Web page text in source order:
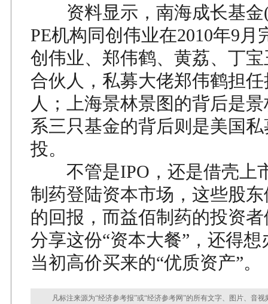
资料显示，南海成长基金(
PE机构同创伟业在2010年9月
创伟业、郑伟鹤、黄荔、丁
合伙人，私募大佬郑伟鹤担
人；上海景林景图的背后是
系三只基金的背后则是美国
投。
不管是IPO，还是借壳上
制药登陆资本市场，这些股
的回报，而益佰制药的投资
分享这份“资本大餐”，还得
当初高价买来的“优质资产”。
凡标注来源为“经济参考报”或“经济参考网”的所有文字、图片、音视